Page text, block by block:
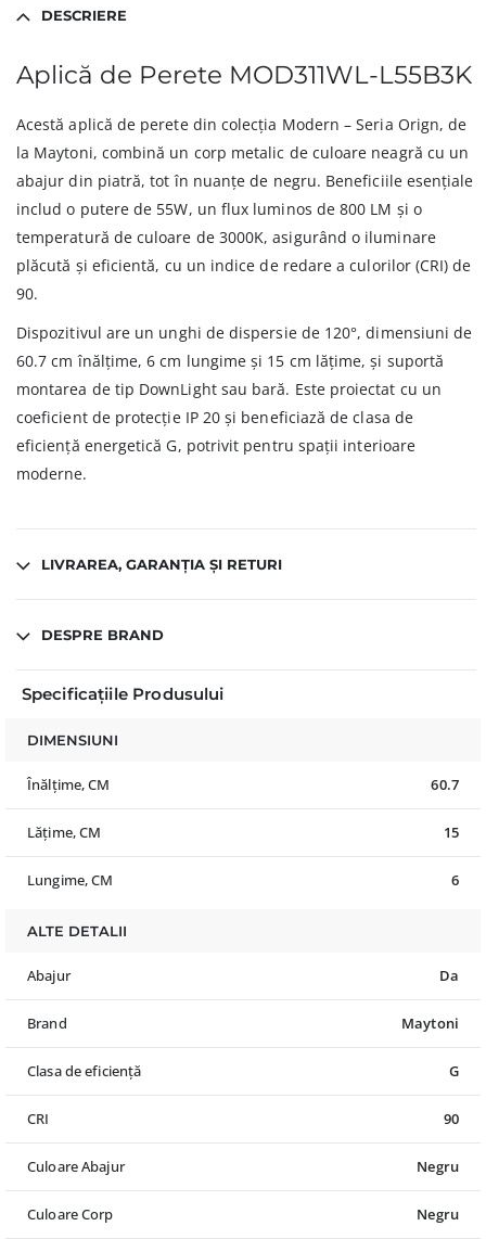
DESCRIERE
Aplică de Perete MOD311WL-L55B3K
Acestă aplică de perete din colecția Modern – Seria Orign, de
la Maytoni, combină un corp metalic de culoare neagră cu un
abajur din piatră, tot în nuanțe de negru. Beneficiile esențiale
includ o putere de 55W, un flux luminos de 800 LM și o
temperatură de culoare de 3000K, asigurând o iluminare
plăcută și eficientă, cu un indice de redare a culorilor (CRI) de
90.
Dispozitivul are un unghi de dispersie de 120°, dimensiuni de
60.7 cm înălțime, 6 cm lungime și 15 cm lățime, și suportă
montarea de tip DownLight sau bară. Este proiectat cu un
coeficient de protecție IP 20 și beneficiază de clasa de
eficiență energetică G, potrivit pentru spații interioare
moderne.
LIVRAREA, GARANȚIA ȘI RETURI
DESPRE BRAND
Specificațiile Produsului
DIMENSIUNI
Înălțime, CM 60.7
Lățime, CM 15
Lungime, CM 6
ALTE DETALII
Abajur Da
Brand Maytoni
Clasa de eficiență G
CRI 90
Culoare Abajur Negru
Culoare Corp Negru